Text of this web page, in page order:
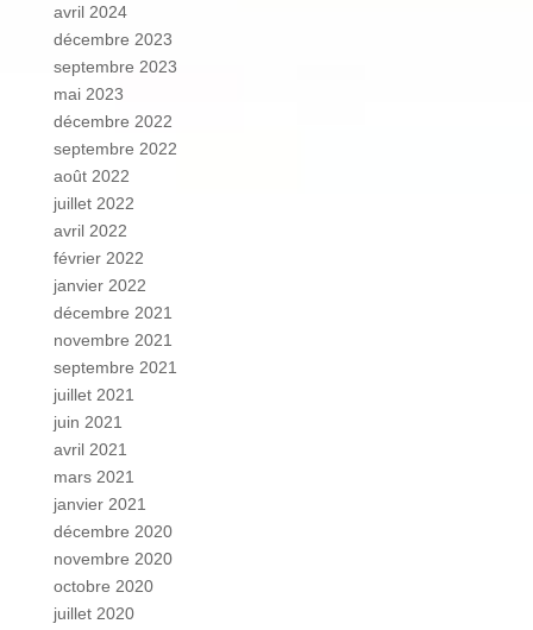
avril 2024
décembre 2023
septembre 2023
mai 2023
décembre 2022
septembre 2022
août 2022
juillet 2022
avril 2022
février 2022
janvier 2022
décembre 2021
novembre 2021
septembre 2021
juillet 2021
juin 2021
avril 2021
mars 2021
janvier 2021
décembre 2020
novembre 2020
octobre 2020
juillet 2020